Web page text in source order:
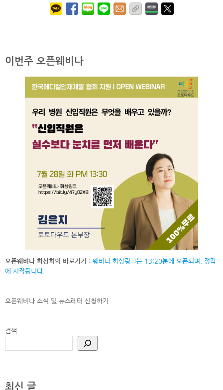
이번주 오픈웨비나
오픈웨비나 화상회의 바로가기 : 웨비나 화상링크는 13:20분에 오픈되며, 정각
에 시작됩니다.
오픈웨비나 소식 및 뉴스레터 신청하기
검색
최신 글